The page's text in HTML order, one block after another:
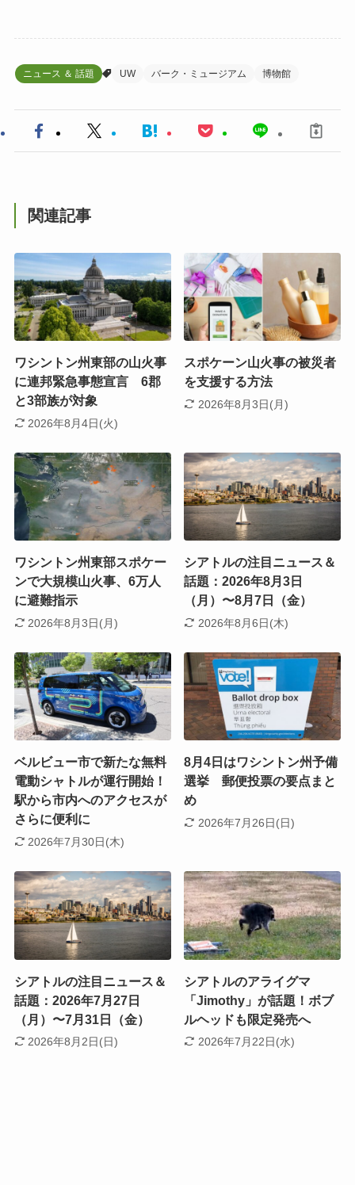
ニュース ＆ 話題 UW バーク・ミュージアム 博物館
関連記事
ワシントン州東部の山火事
に連邦緊急事態宣言 6郡
と3部族が対象
2026年8月4日(火)
スポケーン山火事の被災者
を支援する方法
2026年8月3日(月)
ワシントン州東部スポケー
ンで大規模山火事、6万人
に避難指示
2026年8月3日(月)
シアトルの注目ニュース＆
話題：2026年8月3日
（月）〜8月7日（金）
2026年8月6日(木)
ベルビュー市で新たな無料
電動シャトルが運行開始！
駅から市内へのアクセスが
さらに便利に
2026年7月30日(木)
8月4日はワシントン州予備
選挙 郵便投票の要点まと
め
2026年7月26日(日)
シアトルの注目ニュース＆
話題：2026年7月27日
（月）〜7月31日（金）
2026年8月2日(日)
シアトルのアライグマ
「Jimothy」が話題！ボブ
ルヘッドも限定発売へ
2026年7月22日(水)